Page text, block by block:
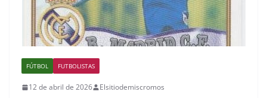
FÚTBOL FUTBOLISTAS
12 de abril de 2026 Elsitiodemiscromos